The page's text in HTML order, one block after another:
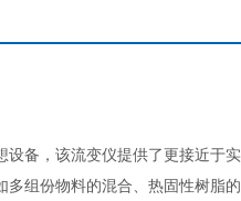
备，该流变仪提供了更接近于
组份物料的混合、热固性树脂